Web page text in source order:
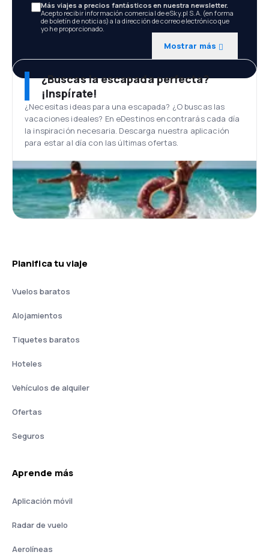
Más viajes a precios fantásticos en nuestra newsletter.
Acepto recibir información comercial de eSky.pl S.A. (en forma
de boletín de noticias) a la dirección de correo electrónico que
yo he proporcionado.
Mostrar más
¿Buscas la escapada perfecta?
¡Inspírate!
¿Necesitas ideas para una escapada? ¿O buscas las
vacaciones ideales? En eDestinos encontrarás cada día
la inspiración necesaria. Descarga nuestra aplicación
para estar al día con las últimas ofertas.
Planifica tu viaje
Vuelos baratos
Alojamientos
Tiquetes baratos
Hoteles
Vehículos de alquiler
Ofertas
Seguros
Aprende más
Aplicación móvil
Radar de vuelo
Aerolíneas